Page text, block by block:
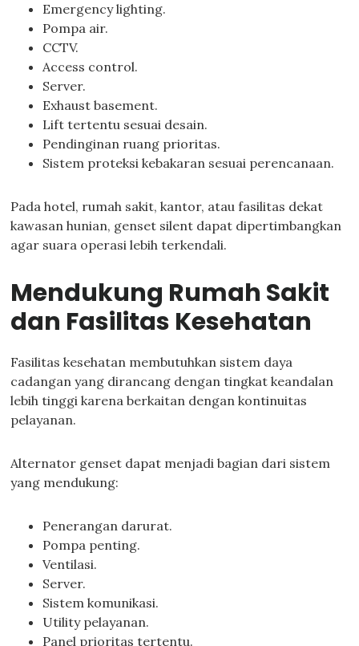
Emergency lighting.
Pompa air.
CCTV.
Access control.
Server.
Exhaust basement.
Lift tertentu sesuai desain.
Pendinginan ruang prioritas.
Sistem proteksi kebakaran sesuai perencanaan.
Pada hotel, rumah sakit, kantor, atau fasilitas dekat
kawasan hunian, genset silent dapat dipertimbangkan
agar suara operasi lebih terkendali.
Mendukung Rumah Sakit
dan Fasilitas Kesehatan
Fasilitas kesehatan membutuhkan sistem daya
cadangan yang dirancang dengan tingkat keandalan
lebih tinggi karena berkaitan dengan kontinuitas
pelayanan.
Alternator genset dapat menjadi bagian dari sistem
yang mendukung:
Penerangan darurat.
Pompa penting.
Ventilasi.
Server.
Sistem komunikasi.
Utility pelayanan.
Panel prioritas tertentu.